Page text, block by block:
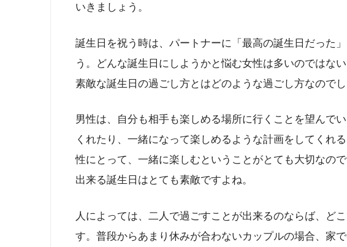
いきましょう。
誕生日を祝う時は、パートナーに「最高の誕生日だった
う。どんな誕生日にしようかと悩む女性は多いのではな
素敵な誕生日の過ごし方とはどのような過ごし方なのでし
男性は、自分も相手も楽しめる場所に行くことを望んで
くれたり、一緒になって楽しめるような計画をしてくれ
性にとって、一緒に楽しむということがとても大切なの
出来る誕生日はとても素敵ですよね。
人によっては、二人で過ごすことが出来るのならば、ど
す。普段からあまり休みが合わないカップルの場合、家